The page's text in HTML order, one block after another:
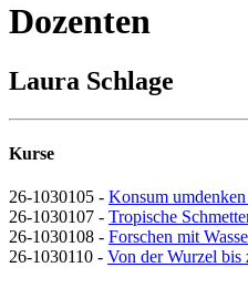
Dozenten
Laura Schlage
Kurse
26-1030105 - Konsum
26-1030107 - Tropische
26-1030108 - Forschen mit
26-1030110 - Von der Wurzel bis